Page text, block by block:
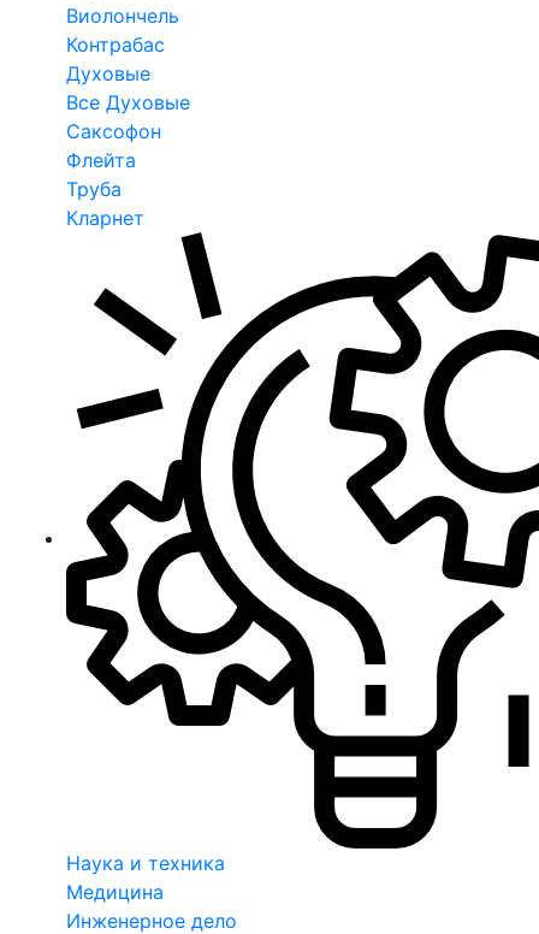
Виолончель
Контрабас
Духовые
Все Духовые
Саксофон
Флейта
Труба
Кларнет
Наука и техника
Медицина
Инженерное дело